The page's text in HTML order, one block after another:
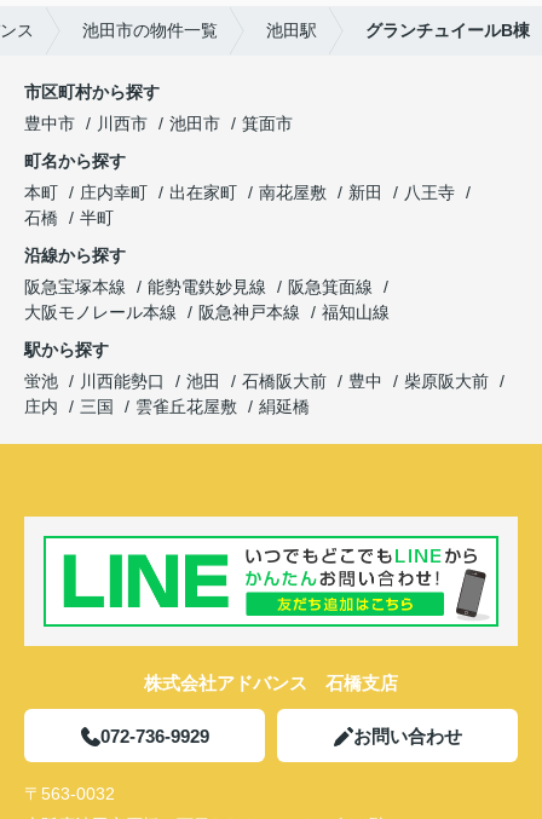
ス 池田市の物件一覧 池田駅 グランチュイールB棟
市区町村から探す
豊中市
川西市 池田市
箕面市
町名から探す
本町
庄内幸町 出在家町 南花屋敷 新田
八王寺
石橋
半町
沿線から探す
阪急宝塚本線
能勢電鉄妙見線
阪急箕面線
大阪モノレール本線
阪急神戸本線
福知山線
駅から探す
蛍池
川西能勢口 池田 石橋阪大前 豊中
柴原阪大前
庄内
三国 雲雀丘花屋敷 絹延橋
株式会社アドバンス 石橋支店
072-736-9929 お問い合わせ
〒563-0032